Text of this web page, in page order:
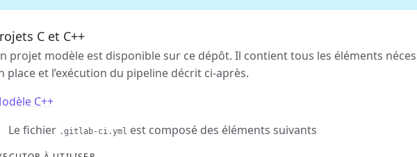
C et C++
projet modèle est disponible sur ce dépôt. Il contient tous les éléments
place et l’exécution du pipeline décrit ci-après.
C++
Le fichier .gitlab-ci.yml est composé des éléments suivants